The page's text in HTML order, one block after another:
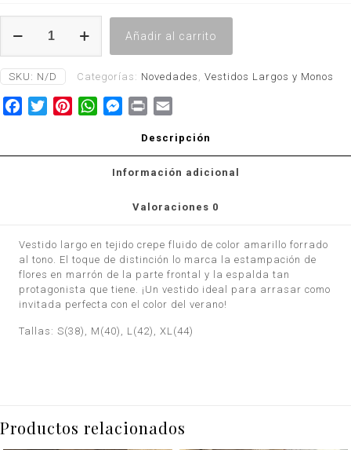
Ohana
Añadir al carrito
SKU: N/D Categorías: Novedades , Vestidos Largos y Monos
Facebook
TwitterPinterestWhatsApp
Messenger
Print
Descripción
Información adicional
Valoraciones 0
Vestido largo en tejido crepe fluido de color amarillo forrado
al tono. El toque de distinción lo marca la estampación de
flores en marrón de la parte frontal y la espalda tan
protagonista que tiene. ¡Un vestido ideal para arrasar como
invitada perfecta con el color del verano!
Tallas: S(38), M(40), L(42), XL(44)
Productos relacionados